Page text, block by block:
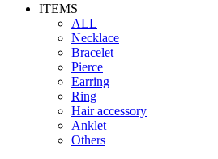
ITEMS
ALL
Necklace
Bracelet
Pierce
Earring
Ring
Hair accessory
Anklet
Others